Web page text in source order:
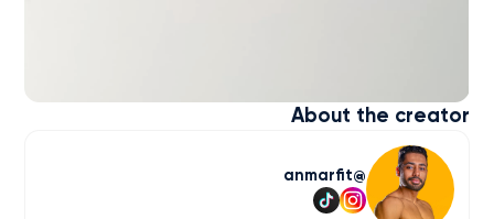
About the creator
anmarfit